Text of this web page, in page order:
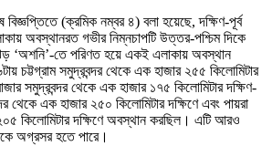
(ক্রমিক নম্বর ৪) বলা হয়েছে, দক্ষিণ-পূর্ব
অবস্থানরত গভীর নিম্নচাপটি উত্তর-পশ্চিম দিকে
‘অশনি’-তে পরিণত হয়ে একই এলাকায় অবস্থান
চট্টগ্রাম সমুদ্রবন্দর থেকে এক হাজার ২৫৫ কিলোমিটার
সমুদ্রবন্দর থেকে এক হাজার ১৭৫ কিলোমিটার দক্ষিণ-
থেকে এক হাজার ২৫০ কিলোমিটার দক্ষিণে এবং পায়রা
কিলোমিটার দক্ষিণে অবস্থান করছিল। এটি আরও
অগ্রসর হতে পারে।